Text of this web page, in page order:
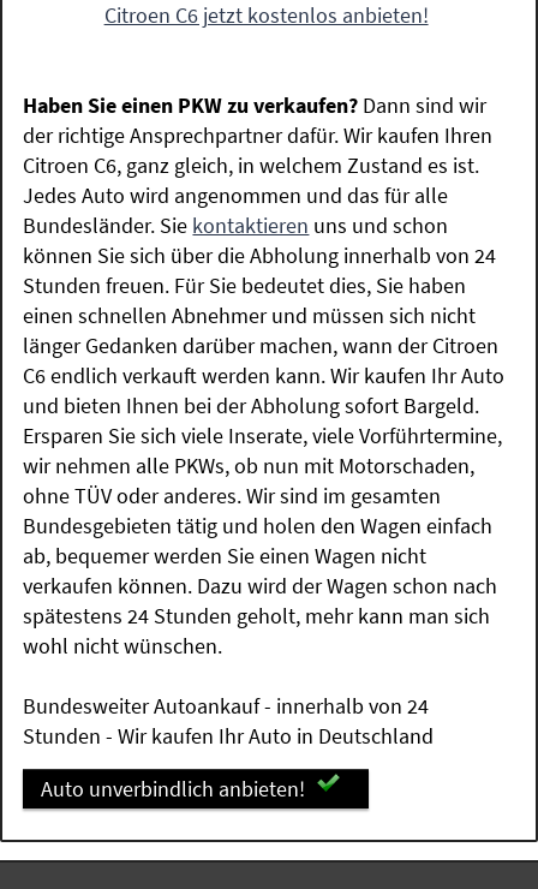
Citroen C6 jetzt kostenlos anbieten!
Haben Sie einen PKW zu verkaufen? Dann sind wir
der richtige Ansprechpartner dafür. Wir kaufen Ihren
Citroen C6, ganz gleich, in welchem Zustand es ist.
Jedes Auto wird angenommen und das für alle
Bundesländer. Sie kontaktieren uns und schon
können Sie sich über die Abholung innerhalb von 24
Stunden freuen. Für Sie bedeutet dies, Sie haben
einen schnellen Abnehmer und müssen sich nicht
länger Gedanken darüber machen, wann der Citroen
C6 endlich verkauft werden kann. Wir kaufen Ihr Auto
und bieten Ihnen bei der Abholung sofort Bargeld.
Ersparen Sie sich viele Inserate, viele Vorführtermine,
wir nehmen alle PKWs, ob nun mit Motorschaden,
ohne TÜV oder anderes. Wir sind im gesamten
Bundesgebieten tätig und holen den Wagen einfach
ab, bequemer werden Sie einen Wagen nicht
verkaufen können. Dazu wird der Wagen schon nach
spätestens 24 Stunden geholt, mehr kann man sich
wohl nicht wünschen.
Bundesweiter Autoankauf - innerhalb von 24
Stunden - Wir kaufen Ihr Auto in Deutschland
Auto unverbindlich anbieten!